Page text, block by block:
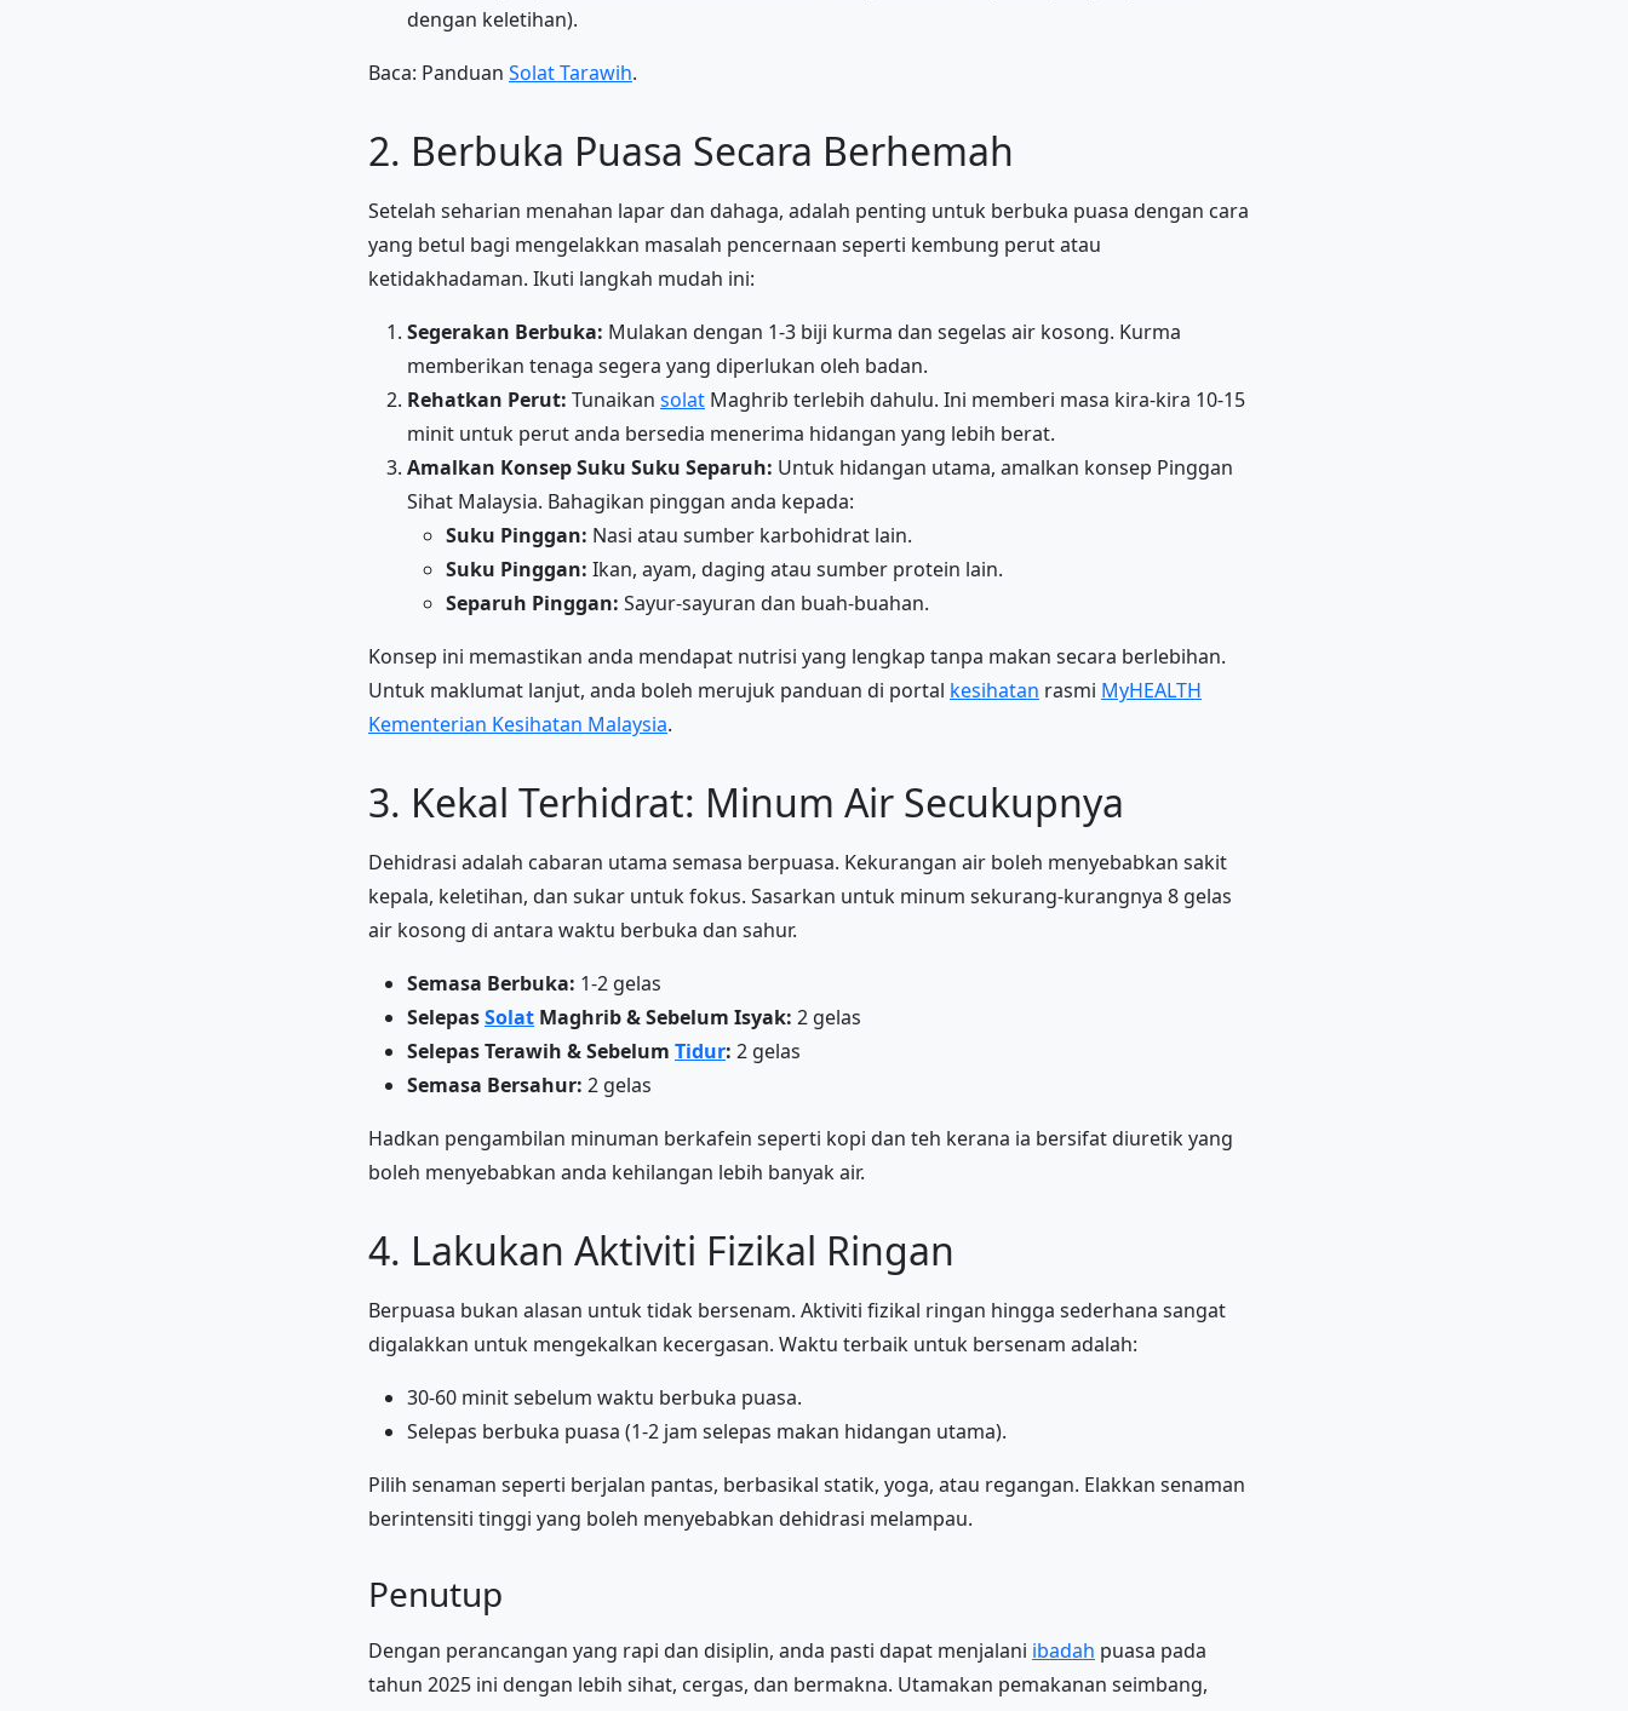
dengan keletihan).
Baca: Panduan Solat Tarawih.
2. Berbuka Puasa Secara Berhemah
Setelah seharian menahan lapar dan dahaga, adalah penting untuk berbuka puasa dengan cara
yang betul bagi mengelakkan masalah pencernaan seperti kembung perut atau
ketidakhadaman. Ikuti langkah mudah ini:
Segerakan Berbuka: Mulakan dengan 1-3 biji kurma dan segelas air kosong. Kurma
memberikan tenaga segera yang diperlukan oleh badan.
Rehatkan Perut: Tunaikan solat Maghrib terlebih dahulu. Ini memberi masa kira-kira 10-15
minit untuk perut anda bersedia menerima hidangan yang lebih berat.
Amalkan Konsep Suku Suku Separuh: Untuk hidangan utama, amalkan konsep Pinggan
Sihat Malaysia. Bahagikan pinggan anda kepada:
Suku Pinggan: Nasi atau sumber karbohidrat lain.
Suku Pinggan: Ikan, ayam, daging atau sumber protein lain.
Separuh Pinggan: Sayur-sayuran dan buah-buahan.
Konsep ini memastikan anda mendapat nutrisi yang lengkap tanpa makan secara berlebihan.
Untuk maklumat lanjut, anda boleh merujuk panduan di portal kesihatan rasmi MyHEALTH
Kementerian Kesihatan Malaysia.
3. Kekal Terhidrat: Minum Air Secukupnya
Dehidrasi adalah cabaran utama semasa berpuasa. Kekurangan air boleh menyebabkan sakit
kepala, keletihan, dan sukar untuk fokus. Sasarkan untuk minum sekurang-kurangnya 8 gelas
air kosong di antara waktu berbuka dan sahur.
Semasa Berbuka: 1-2 gelas
SelepasSolat Maghrib & Sebelum Isyak: 2 gelas
Selepas Terawih & Sebelum Tidur: 2 gelas
Semasa Bersahur: 2 gelas
Hadkan pengambilan minuman berkafein seperti kopi dan teh kerana ia bersifat diuretik yang
boleh menyebabkan anda kehilangan lebih banyak air.
4. Lakukan Aktiviti Fizikal Ringan
Berpuasa bukan alasan untuk tidak bersenam. Aktiviti fizikal ringan hingga sederhana sangat
digalakkan untuk mengekalkan kecergasan. Waktu terbaik untuk bersenam adalah:
30-60 minit sebelum waktu berbuka puasa.
Selepas berbuka puasa (1-2 jam selepas makan hidangan utama).
Pilih senaman seperti berjalan pantas, berbasikal statik, yoga, atau regangan. Elakkan senaman
berintensiti tinggi yang boleh menyebabkan dehidrasi melampau.
Penutup
Dengan perancangan yang rapi dan disiplin, anda pasti dapat menjalani ibadah puasa pada
tahun 2025 ini dengan lebih sihat, cergas, dan bermakna. Utamakan pemakanan seimbang,